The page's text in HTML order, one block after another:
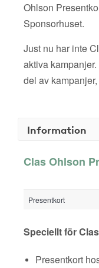
Ohlson
Sponsorhuset.
Just nu har inte
aktiva
del av
Information
Clas Ohlson
Presentkort
Speciellt för
Presentkort